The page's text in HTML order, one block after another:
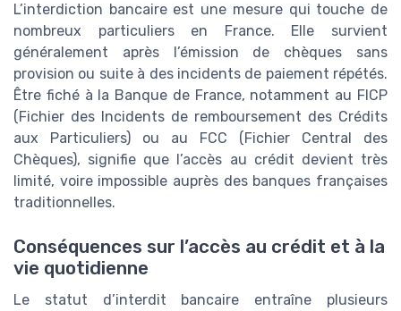
L’interdiction bancaire est une mesure qui touche de
nombreux particuliers en France. Elle survient
généralement après l’émission de chèques sans
provision ou suite à des incidents de paiement répétés.
Être fiché à la Banque de France, notamment au FICP
(Fichier des Incidents de remboursement des Crédits
aux Particuliers) ou au FCC (Fichier Central des
Chèques), signifie que l’accès au crédit devient très
limité, voire impossible auprès des banques françaises
traditionnelles.
Conséquences sur l’accès au crédit et à la
vie quotidienne
Le statut d’interdit bancaire entraîne plusieurs